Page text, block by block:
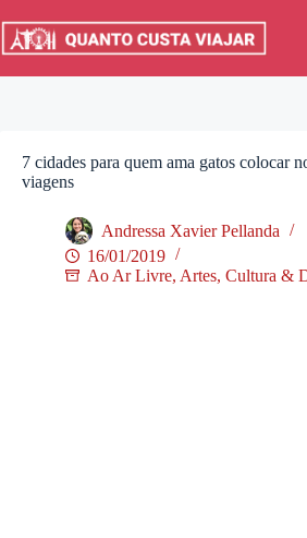
para
7 cidades para quem ama gatos colocar
viagens
Andressa Xavier Pellanda
16/01/2019
Ao Ar Livre, Artes, Cultura &